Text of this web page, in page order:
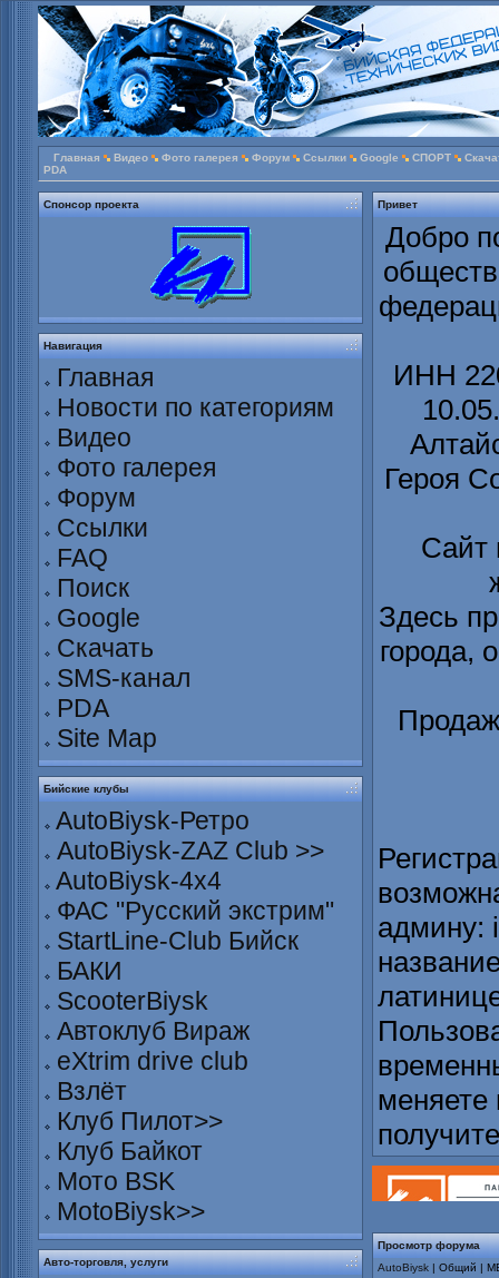
Главная Видео Фото галерея Форум Ссылки Google СПОРТ
PDA
Спонсор проекта
Навигация
Главная
Новости по категориям
Видео
Фото галерея
Форум
Ссылки
FAQ
Поиск
Google
Скачать
SMS-канал
PDA
Site Map
Бийские клубы
AutoBiysk-Ретро
AutoBiysk-ZAZ Club >>
AutoBiysk-4x4
ФАС "Русский экстрим"
StartLine-Club Бийск
БАКИ
ScooterBiysk
Автоклуб Вираж
eXtrim drive club
Взлёт
Клуб Пилот>>
Клуб Байкот
Мото BSK
MotoBiysk>>
Авто-торговля, услуги
Привет
Добро
ИНН
Героя
Сайт
Здесь
города,
админу:
меняете
Просмотр форума
AutoBiysk | Общий |